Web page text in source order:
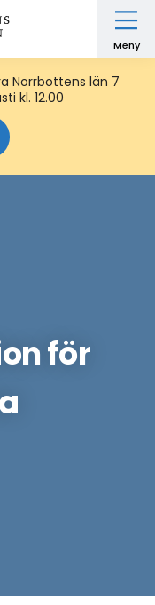
Meny
Norrbottens län 7
kl. 12.00
för